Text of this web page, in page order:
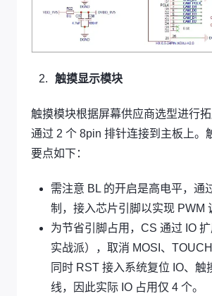
触摸显示模块
触摸模块根据屏幕供应商选型进行
通过 2 个 8pin 排针连接到主板上。
要点如下：
需注意 BL 的开启是高电平，通
制，接入芯片引脚以实现 PWM
为节省引脚占用，CS 通过 IO
实战派），取消 MOSI、
同时 RST 接入系统复位 IO、触
线，因此实际 IO 占用仅 4 个。